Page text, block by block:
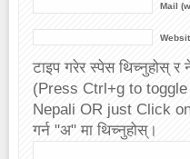
Mail
टाइप गरेर स्पेस थिच्नुहोस् र
(Press Ctrl+g to
Nepali OR just Click
गर्न "अ" मा थिच्नुहोस्।